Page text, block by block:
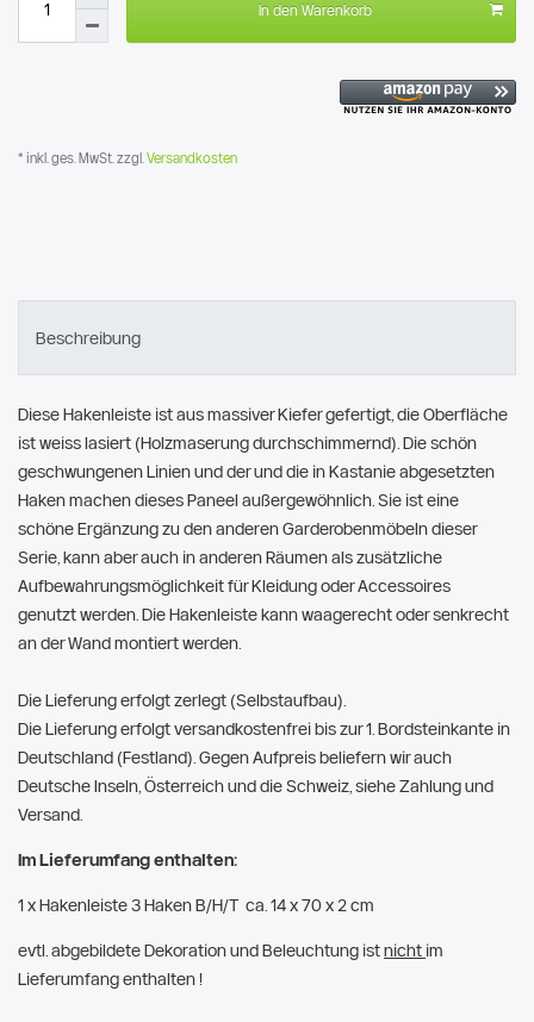
In den Warenkorb
* inkl. ges. MwSt. zzgl. Versandkosten
Beschreibung
Diese Hakenleiste ist aus massiver Kiefer gefertigt, die Oberfläche
ist weiss lasiert (Holzmaserung durchschimmernd). Die schön
geschwungenen Linien und der und die in Kastanie abgesetzten
Haken machen dieses Paneel außergewöhnlich. Sie ist eine
schöne Ergänzung zu den anderen Garderobenmöbeln dieser
Serie, kann aber auch in anderen Räumen als zusätzliche
Aufbewahrungsmöglichkeit für Kleidung oder Accessoires
genutzt werden. Die Hakenleiste kann waagerecht oder senkrecht
an der Wand montiert werden.
Die Lieferung erfolgt zerlegt (Selbstaufbau).
Die Lieferung erfolgt versandkostenfrei bis zur 1. Bordsteinkante in
Deutschland (Festland). Gegen Aufpreis beliefern wir auch
Deutsche Inseln, Österreich und die Schweiz, siehe Zahlung und
Versand.
Im Lieferumfang enthalten:
1 x Hakenleiste 3 Haken B/H/T ca. 14 x 70 x 2 cm
evtl. abgebildete Dekoration und Beleuchtung istnicht im
Lieferumfang enthalten !